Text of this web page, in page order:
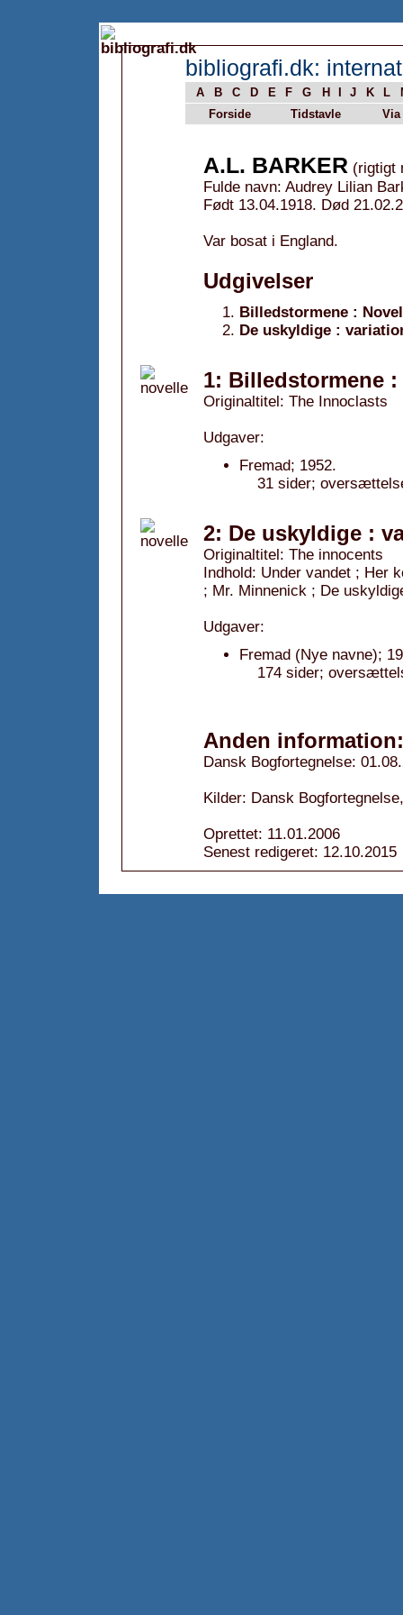
bibliografi.dk:
A B C D E F G H J K L
Forside
Tidstavle Via
A.L. BARKER (rigtigt
Fulde navn: Audrey Lilian
Født 13.04.1918. Død
Var bosat i England.
Udgivelser
Billedstormene :
De uskyldige :
1: Billedstormene :
Originaltitel: The Innoclasts
Udgaver:
Fremad; 1952.
31 sider;
2: De uskyldige :
Originaltitel: The innocents
Indhold: Under vandet ; Her
; Mr. Minnenick ; De
Udgaver:
Fremad (Nye navne);
174 sider;
Anden information:
Dansk Bogfortegnelse:
Kilder: Dansk
Oprettet: 11.01.2006
Senest redigeret: 12.10.2015